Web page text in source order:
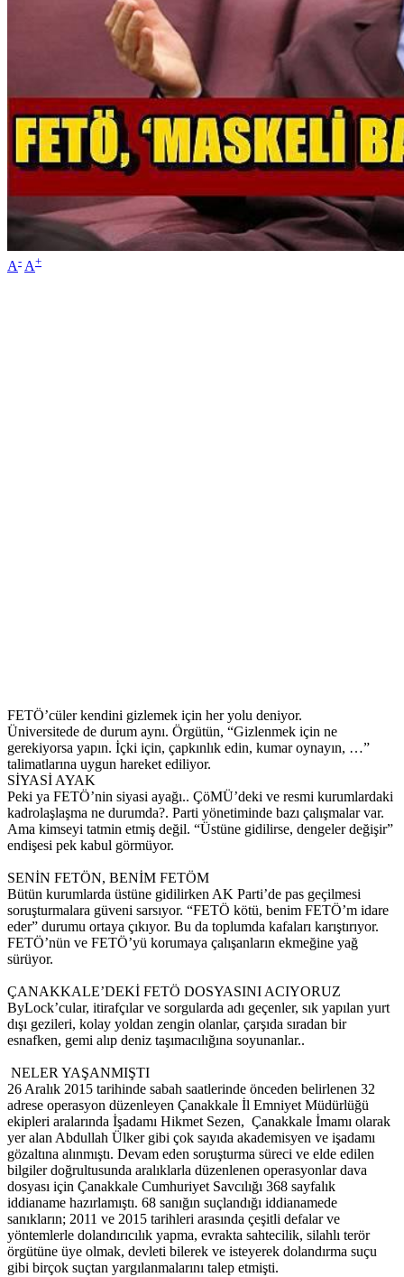
A- A+
FETÖ’cüler kendini gizlemek için her yolu deniyor.
Üniversitede de durum aynı. Örgütün, “Gizlenmek için ne
gerekiyorsa yapın. İçki için, çapkınlık edin, kumar oynayın, …”
talimatlarına uygun hareket ediliyor.
SİYASİ AYAK
Peki ya FETÖ’nin siyasi ayağı.. ÇöMÜ’deki ve resmi kurumlardaki
kadrolaşlaşma ne durumda?. Parti yönetiminde bazı çalışmalar var.
Ama kimseyi tatmin etmiş değil. “Üstüne gidilirse, dengeler değişir”
endişesi pek kabul görmüyor.
SENİN FETÖN, BENİM FETÖM
Bütün kurumlarda üstüne gidilirken AK Parti’de pas geçilmesi
soruşturmalara güveni sarsıyor. “FETÖ kötü, benim FETÖ’m idare
eder” durumu ortaya çıkıyor. Bu da toplumda kafaları karıştırıyor.
FETÖ’nün ve FETÖ’yü korumaya çalışanların ekmeğine yağ
sürüyor.
ÇANAKKALE’DEKİ FETÖ DOSYASINI ACIYORUZ
ByLock’cular, itirafçılar ve sorgularda adı geçenler, sık yapılan yurt
dışı gezileri, kolay yoldan zengin olanlar, çarşıda sıradan bir
esnafken, gemi alıp deniz taşımacılığına soyunanlar..
NELER YAŞANMIŞTI
26 Aralık 2015 tarihinde sabah saatlerinde önceden belirlenen 32
adrese operasyon düzenleyen Çanakkale İl Emniyet Müdürlüğü
ekipleri aralarında İşadamı Hikmet Sezen, Çanakkale İmamı olarak
yer alan Abdullah Ülker gibi çok sayıda akademisyen ve işadamı
gözaltına alınmıştı. Devam eden soruşturma süreci ve elde edilen
bilgiler doğrultusunda aralıklarla düzenlenen operasyonlar dava
dosyası için Çanakkale Cumhuriyet Savcılığı 368 sayfalık
iddianame hazırlamıştı. 68 sanığın suçlandığı iddianamede
sanıkların; 2011 ve 2015 tarihleri arasında çeşitli defalar ve
yöntemlerle dolandırıcılık yapma, evrakta sahtecilik, silahlı terör
örgütüne üye olmak, devleti bilerek ve isteyerek dolandırma suçu
gibi birçok suçtan yargılanmalarını talep etmişti.